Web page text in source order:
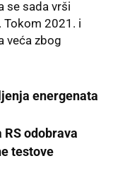
se sada vrši
2021. i
veća zbog
energenata
odobrava
testove